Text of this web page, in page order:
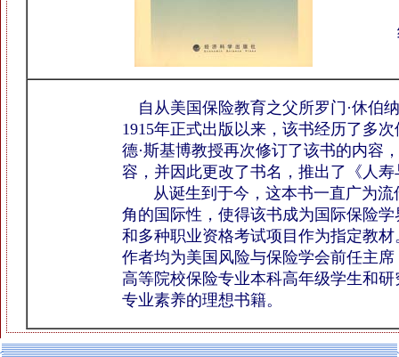
自从美国保险教育之父所罗门·休伯
1915年正式出版以来，该书经历了多
德·斯基博教授再次修订了该书的内容
容，并因此更改了书名，推出了《人
从诞生到于今，这本书一直广为流
角的国际性，使得该书成为国际保险
和多种职业资格考试项目作为指定教
作者均为美国风险与保险学会前任主
高等院校保险专业本科高年级学生和
专业素养的理想书籍。